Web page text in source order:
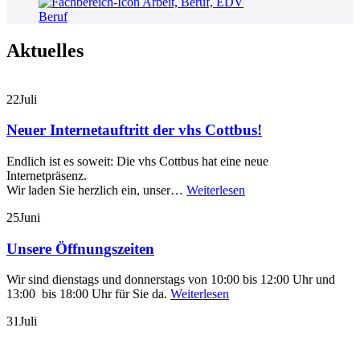
Beruf
Aktuelles
22Juli
Neuer Internetauftritt der vhs Cottbus!
Endlich ist es soweit: Die vhs Cottbus hat eine neue
Internetpräsenz.
Wir laden Sie herzlich ein, unser… Weiterlesen
25Juni
Unsere Öffnungszeiten
Wir sind dienstags und donnerstags von 10:00 bis 12:00 Uhr und
13:00 bis 18:00 Uhr für Sie da. Weiterlesen
31Juli